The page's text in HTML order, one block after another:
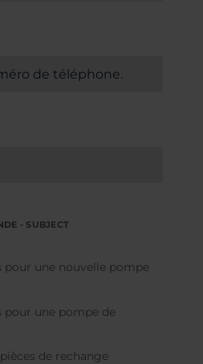
- SUBJECT
pour une nouvelle pompe
pour une pompe de
de rechange